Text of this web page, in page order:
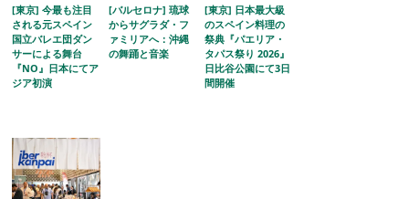
[東京] 今最も注目
される元スペイン
国立バレエ団ダン
サーによる舞台
『NO』日本にてア
ジア初演
[バルセロナ] 琉球
からサグラダ・フ
ァミリアへ：沖縄
の舞踊と音楽
[東京] 日本最大級
のスペイン料理の
祭典『パエリア・
タパス祭り 2026』
日比谷公園にて3日
間開催